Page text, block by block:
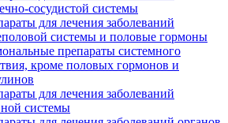
сосудистой системы
для лечения заболеваний
системы и половые гормоны
препараты системного
кроме половых гормонов и
для лечения заболеваний
системы